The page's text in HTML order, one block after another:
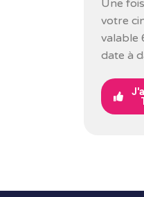
Une
votre
valable
date à